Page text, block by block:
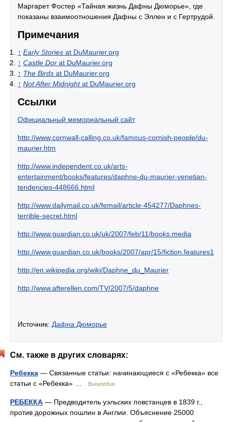
Маргарет Фостер «Тайная жизнь Дафны Дюморье», где
показаны взаимоотношения Дафны с Эллен и с Гертрудой.
Примечания
↑ Early Stories at DuMaurier.org
↑ Castle Dor at DuMaurier.org
↑ The Birds at DuMaurier.org
↑ Not After Midnightat DuMaurier.org
Ссылки
Официальный мемориальный сайт
http://www.cornwall-calling.co.uk/famous-cornish-people/du-
maurier.htm
http://www.independent.co.uk/arts-
entertainment/books/features/daphne-du-maurier-venetian-
tendencies-448666.html
http://www.dailymail.co.uk/femail/article-454277/Daphnes-
terrible-secret.html
http://www.guardian.co.uk/uk/2007/feb/11/books.media
http://www.guardian.co.uk/books/2007/apr/15/fiction.features1
http://en.wikipedia.org/wiki/Daphne_du_Maurier
http://www.afterellen.com/TV/2007/5/daphne
Источник: Дафна Дюморье
См. также в других словарях:
Ребекка — Связанные статьи: начинающиеся с «Ребекка» все
статьи с «Ребекка» …
Википедия
РЕБЕККА — Предводитель уэльских повстанцев в 1839 г.,
против дорожных пошлин в Англии. Объяснение 25000